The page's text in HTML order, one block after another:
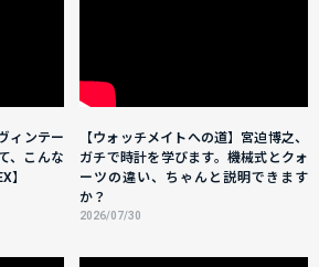
ィンテー
、こんな
】
【ウォッチメイトへの道】宮迫博之、
ガチで時計を学びます。機械式とクォ
ーツの違い、ちゃんと説明できます
か？
2026/07/30